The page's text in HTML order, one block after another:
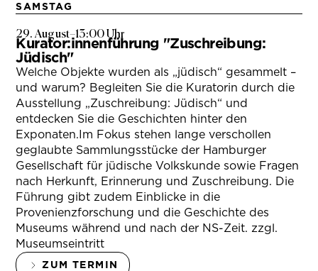
SAMSTAG
29. August–13:00 Uhr
Kurator:innenführung "Zuschreibung:
Jüdisch"
Welche Objekte wurden als „jüdisch“ gesammelt –
und warum? Begleiten Sie die Kuratorin durch die
Ausstellung „Zuschreibung: Jüdisch“ und
entdecken Sie die Geschichten hinter den
Exponaten.Im Fokus stehen lange verschollen
geglaubte Sammlungsstücke der Hamburger
Gesellschaft für jüdische Volkskunde sowie Fragen
nach Herkunft, Erinnerung und Zuschreibung. Die
Führung gibt zudem Einblicke in die
Provenienzforschung und die Geschichte des
Museums während und nach der NS-Zeit. zzgl.
Museumseintritt
ZUM TERMIN